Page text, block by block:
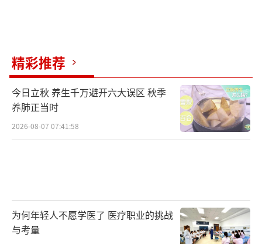
精彩推荐
今日立秋 养生千万避开六大误区 秋季
养肺正当时
2026-08-07 07:41:58
为何年轻人不愿学医了 医疗职业的挑战
与考量